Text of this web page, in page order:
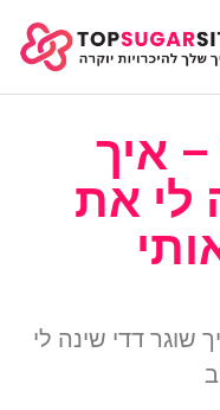
איך
לי את
שוגר דדי שינה לי